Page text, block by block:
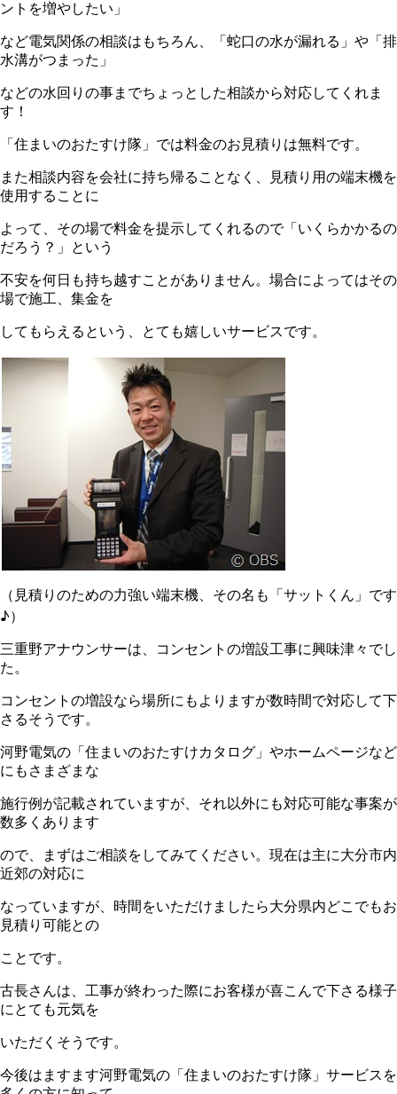
ントを増やしたい」
など電気関係の相談はもちろん、「蛇口の水が漏れる」や「排
水溝がつまった」
などの水回りの事までちょっとした相談から対応してくれま
す！
「住まいのおたすけ隊」では料金のお見積りは無料です。
また相談内容を会社に持ち帰ることなく、見積り用の端末機を
使用することに
よって、その場で料金を提示してくれるので「いくらかかるの
だろう？」という
不安を何日も持ち越すことがありません。場合によってはその
場で施工、集金を
してもらえるという、とても嬉しいサービスです。
（見積りのための力強い端末機、その名も「サットくん」です
♪）
三重野アナウンサーは、コンセントの増設工事に興味津々でし
た。
コンセントの増設なら場所にもよりますが数時間で対応して下
さるそうです。
河野電気の「住まいのおたすけカタログ」やホームページなど
にもさまざまな
施行例が記載されていますが、それ以外にも対応可能な事案が
数多くあります
ので、まずはご相談をしてみてください。現在は主に大分市内
近郊の対応に
なっていますが、時間をいただけましたら大分県内どこでもお
見積り可能との
ことです。
古長さんは、工事が終わった際にお客様が喜こんで下さる様子
にとても元気を
いただくそうです。
今後はますます河野電気の「住まいのおたすけ隊」サービスを